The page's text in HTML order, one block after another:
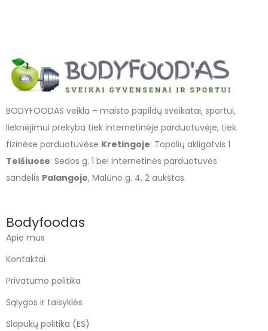
BODYFOODAS veikla – maisto papildų sveikatai, sportui,
lieknėjimui prekyba tiek internetinėje parduotuvėje, tiek
fizinėse parduotuvėse Kretingoje: Topolių akligatvis 1
Telšiuose: Sedos g. 1 bei internetinės parduotuvės
sandėlis Palangoje, Malūno g. 4, 2 aukštas.
Bodyfoodas
Apie mus
Kontaktai
Privatumo politika
Sąlygos ir taisyklės
Slapukų politika (ES)